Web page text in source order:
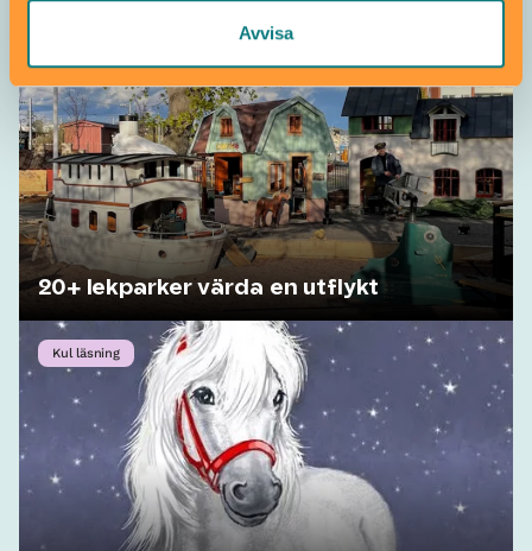
Avvisa
20+ lekparker värda en utflykt
Kul läsning